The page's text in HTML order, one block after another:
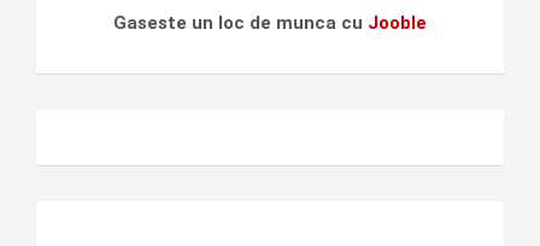
Gaseste un loc de munca cu Jooble